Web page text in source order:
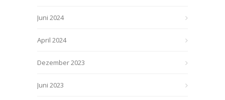
Juni 2024
April 2024
Dezember 2023
Juni 2023